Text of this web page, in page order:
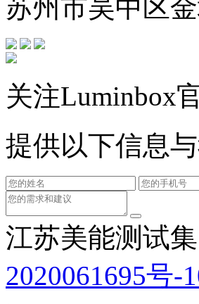
苏州市吴中区
关注Luminbox
提供以下信息
江苏美能测试
2020061695号-